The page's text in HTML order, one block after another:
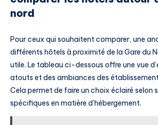
nord
Pour ceux qui souhaitent comparer, une
différents hôtels à proximité de la Gare du
utile. Le tableau ci-dessous offre une vue
atouts et des ambiances des
Cela permet de faire un choix éclairé selon
spécifiques en matière d’hébergement.